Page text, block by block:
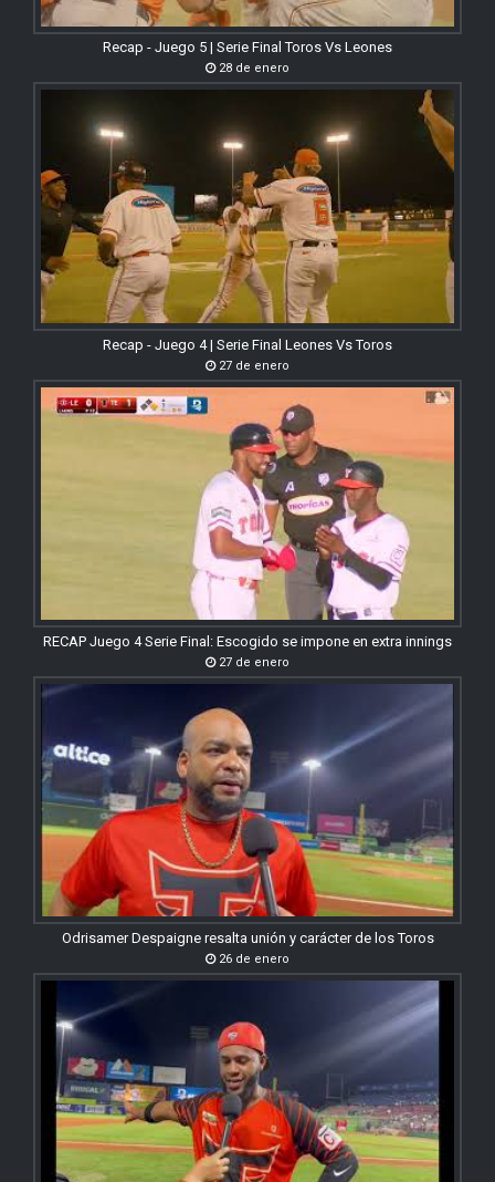
Recap - Juego 5 | Serie Final Toros Vs Leones
28 de enero
Recap - Juego 4 | Serie Final Leones Vs Toros
27 de enero
RECAP Juego 4 Serie Final: Escogido se impone en extra innings
27 de enero
Odrisamer Despaigne resalta unión y carácter de los Toros
26 de enero